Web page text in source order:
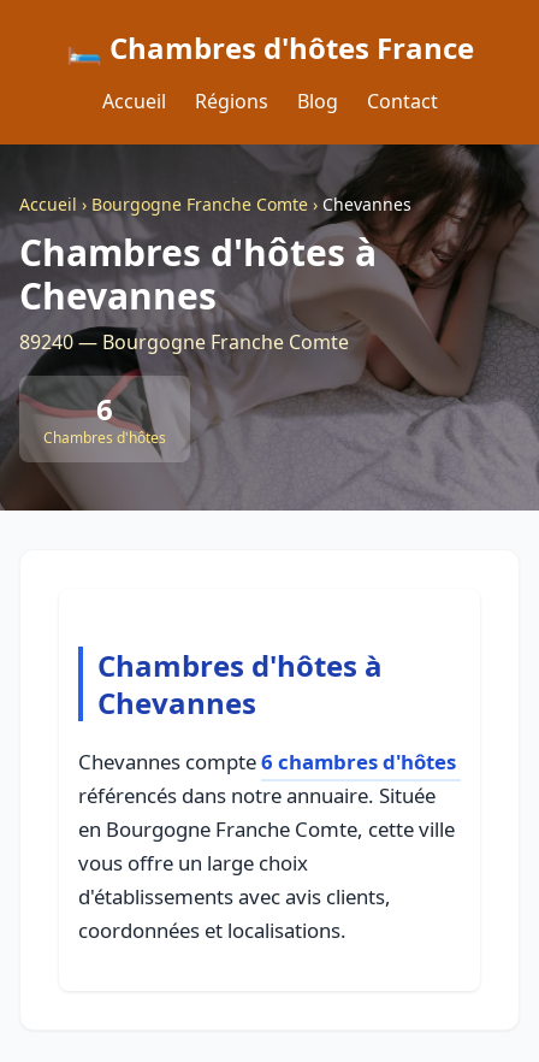
🛏️ Chambres d'hôtes France
Accueil Régions Blog Contact
Accueil › Bourgogne Franche Comte › Chevannes
Chambres d'hôtes à
Chevannes
89240 — Bourgogne Franche Comte
6
Chambres d'hôtes
Chambres d'hôtes à
Chevannes
Chevannes compte6 chambres d'hôtes
référencés dans notre annuaire. Située
en Bourgogne Franche Comte, cette ville
vous offre un large choix
d'établissements avec avis clients,
coordonnées et localisations.